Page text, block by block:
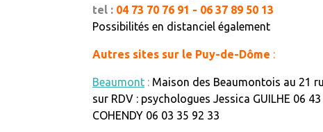
tel : 04 73 70 76 91 - 06 37 89 50 13
Possibilités en distanciel également
Autres sites sur le Puy-de-Dôme :
Beaumont : Maison des Beaumontois au 21
sur RDV : psychologues Jessica GUILHE 06
COHENDY 06 03 35 92 33